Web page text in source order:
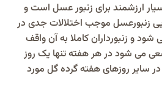
ارزشمند برای زنبور عسل است و
زنبورعسل موجب اختلالات جدی در
و زنبورداران کاملا به آن واقف
می شود در هر هفته تنها یک روز
سایر روزهای هفته گرده گل مورد